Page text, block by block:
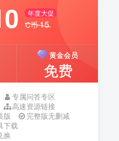
年度大促
C币15
黄金会员
免费
专属问答专区
高速资源链接
版
完整版无删减
下载
换